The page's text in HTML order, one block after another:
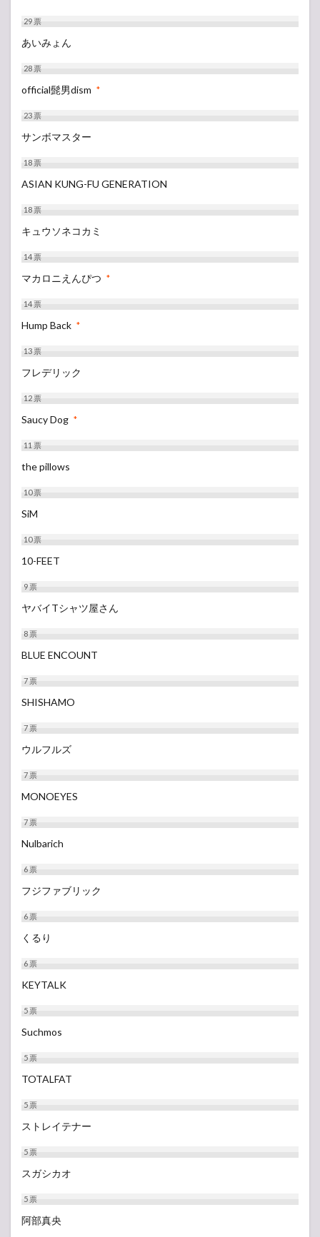
29票
あいみょん
28票
official髭男dism *
23票
サンボマスター
18票
ASIAN KUNG-FU GENERATION
18票
キュウソネコカミ
14票
マカロニえんぴつ *
14票
Hump Back *
13票
フレデリック
12票
Saucy Dog *
11票
the pillows
10票
SiM
10票
10-FEET
9票
ヤバイTシャツ屋さん
8票
BLUE ENCOUNT
7票
SHISHAMO
7票
ウルフルズ
7票
MONOEYES
7票
Nulbarich
6票
フジファブリック
6票
くるり
6票
KEYTALK
5票
Suchmos
5票
TOTALFAT
5票
ストレイテナー
5票
スガシカオ
5票
阿部真央